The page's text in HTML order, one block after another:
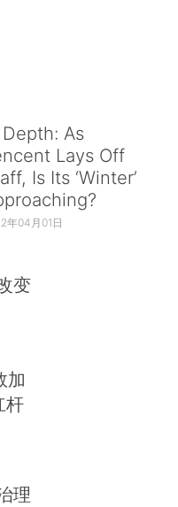
管理工作；着力打造
动开放型经济迈上新
快海洋强省建设步
，谱写美丽中国海南
Depth: As
Lays Off
Is Its ‘Winter’
年04月01日
变
加
杆
理